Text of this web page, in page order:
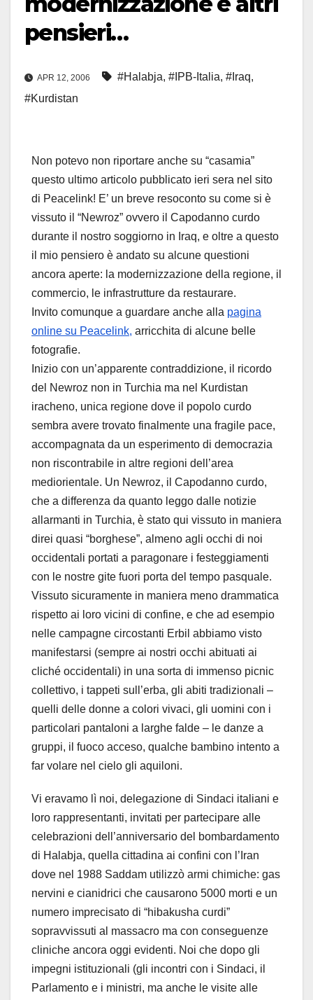
pensieri…
APR 12, 2006 #Halabja, #IPB-Italia, #Iraq,
#Kurdistan
Non potevo non riportare anche su “casamia”
questo ultimo articolo pubblicato ieri sera nel sito
di Peacelink! E’ un breve resoconto su come si è
vissuto il “Newroz” ovvero il Capodanno curdo
durante il nostro soggiorno in Iraq, e oltre a questo
il mio pensiero è andato su alcune questioni
ancora aperte: la modernizzazione della regione, il
commercio, le infrastrutture da restaurare.
Invito comunque a guardare anche alla pagina
online su Peacelink, arricchita di alcune belle
fotografie.
Inizio con un’apparente contraddizione, il ricordo
del Newroz non in Turchia ma nel Kurdistan
iracheno, unica regione dove il popolo curdo
sembra avere trovato finalmente una fragile pace,
accompagnata da un esperimento di democrazia
non riscontrabile in altre regioni dell’area
mediorientale. Un Newroz, il Capodanno curdo,
che a differenza da quanto leggo dalle notizie
allarmanti in Turchia, è stato qui vissuto in maniera
direi quasi “borghese”, almeno agli occhi di noi
occidentali portati a paragonare i festeggiamenti
con le nostre gite fuori porta del tempo pasquale.
Vissuto sicuramente in maniera meno drammatica
rispetto ai loro vicini di confine, e che ad esempio
nelle campagne circostanti Erbil abbiamo visto
manifestarsi (sempre ai nostri occhi abituati ai
cliché occidentali) in una sorta di immenso picnic
collettivo, i tappeti sull’erba, gli abiti tradizionali –
quelli delle donne a colori vivaci, gli uomini con i
particolari pantaloni a larghe falde – le danze a
gruppi, il fuoco acceso, qualche bambino intento a
far volare nel cielo gli aquiloni.
Vi eravamo lì noi, delegazione di Sindaci italiani e
loro rappresentanti, invitati per partecipare alle
celebrazioni dell’anniversario del bombardamento
di Halabja, quella cittadina ai confini con l’Iran
dove nel 1988 Saddam utilizzò armi chimiche: gas
nervini e cianidrici che causarono 5000 morti e un
numero imprecisato di “hibakusha curdi”
sopravvissuti al massacro ma con conseguenze
cliniche ancora oggi evidenti. Noi che dopo gli
impegni istituzionali (gli incontri con i Sindaci, il
Parlamento e i ministri, ma anche le visite alle